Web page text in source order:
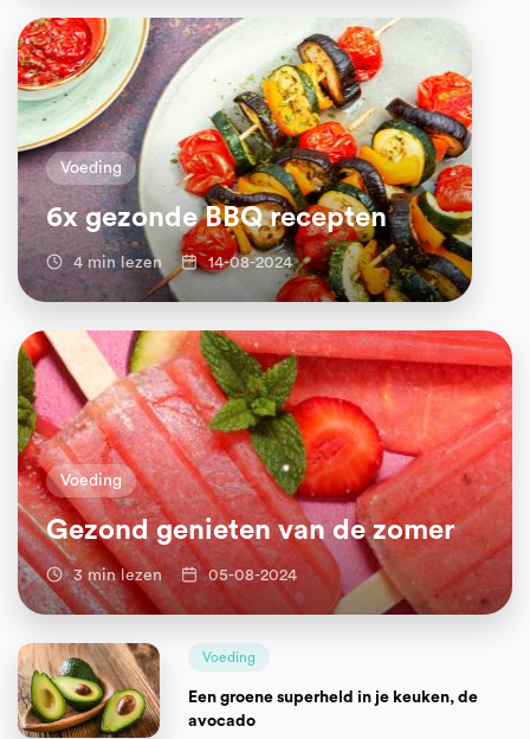
Voeding
6x gezonde BBQ recepten
4 min lezen 14-08-2024
Voeding
Gezond genieten van de zomer
3 min lezen 05-08-2024
Voeding
Een groene superheld in je keuken, de
avocado